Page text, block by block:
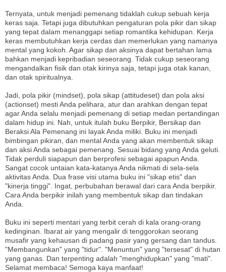
Ternyata, untuk menjadi pemenang tidaklah cukup sebuah kerja
keras saja. Tetapi juga dibutuhkan pengaturan pola pikir dan sikap
yang tepat dalam menanggapi setiap romantika kehidupan. Kerja
keras membutuhkan kerja cerdas dan memerlukan yang namanya
mental yang kokoh. Agar sikap dan aksinya dapat bertahan lama
bahkan menjadi kepribadian seseorang. Tidak cukup seseorang
mengandalkan fisik dan otak kirinya saja, tetapi juga otak kanan,
dan otak spiritualnya.
Jadi, pola pikir (mindset), pola sikap (attitudeset) dan pola aksi
(actionset) mesti Anda pelihara, atur dan arahkan dengan tepat
agar Anda selalu menjadi pemenang di setiap medan pertandingan
dalam hidup ini. Nah, untuk itulah buku Berpikir, Bersikap dan
Beraksi Ala Pemenang ini layak Anda miliki. Buku ini menjadi
bimbingan pikiran, dan mental Anda yang akan membentuk sikap
dan aksi Anda sebagai pemenang. Sesuai bidang yang Anda geluti.
Tidak perduli siapapun dan berprofesi sebagai apapun Anda.
Sangat cocok untaian kata-katanya Anda nikmati di sela-sela
aktivitas Anda. Dua frase visi utama buku ini "sikap etis" dan
"kinerja tinggi". Ingat, perbubahan berawal dari cara Anda berpikir.
Cara Anda berpikir inilah yang membentuk sikap dan tindakan
Anda.
Buku ini seperti mentari yang terbit cerah di kala orang-orang
kedinginan. Ibarat air yang mengalir di tenggorokan seorang
musafir yang kehausan di padang pasir yang gersang dan tandus.
"Membangunkan" yang "tidur". "Menuntun" yang "tersesat" di hutan
yang ganas. Dan terpenting adalah "menghidupkan" yang "mati".
Selamat membaca! Semoga kaya manfaat!